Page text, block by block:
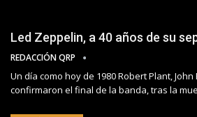
Led Zeppelin, a 40 años de su
REDACCIÓN QRP
Un día como hoy de 1980 Robert Plant, John
confirmaron el final de la banda, tras la